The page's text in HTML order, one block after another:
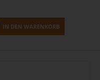
IN DEN WARENKORB